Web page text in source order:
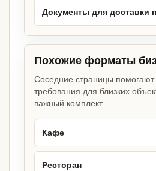
Документы для доставки
Похожие форматы
Соседние страницы помогают
требования для близких
важный комплект.
Кафе
Ресторан